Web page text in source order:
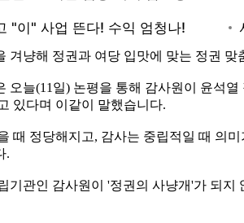
겨냥해 정권과 여당 입맛에 맞는 정권
오늘(11일) 논평을 통해 감사원이 윤석
있다며 이같이 말했습니다.
때 정당해지고, 감사는 중립적일 때 의
.
기관인 감사원이 '정권의 사냥개'가 되지